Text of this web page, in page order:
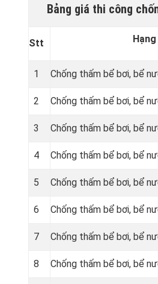
Bảng giá thi công
Stt
1 Chống thấm bể bơi, bể
2 Chống thấm bể bơi, bể
3 Chống thấm bể bơi, bể
4 Chống thấm bể bơi, bể
5 Chống thấm bể bơi, bể
6 Chống thấm bể bơi, bể
7 Chống thấm bể bơi, bể
8 Chống thấm bể bơi, bể